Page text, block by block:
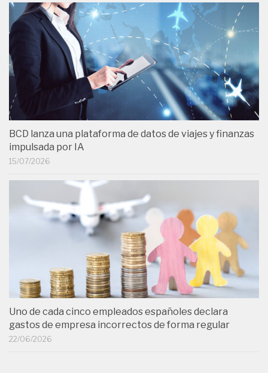
BCD lanza una plataforma de datos de viajes y finanzas
impulsada por IA
15/07/2026
Uno de cada cinco empleados españoles declara
gastos de empresa incorrectos de forma regular
22/06/2026